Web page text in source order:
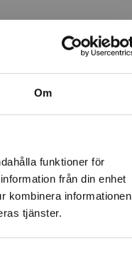
Om
funktioner för
från din enhet
kombinera informationen
tjänster.